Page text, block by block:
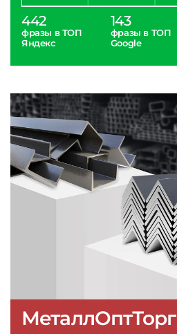
МеталлОптТорг
442
фразы в ТОП
Яндекс
143
фразы в ТОП
Google